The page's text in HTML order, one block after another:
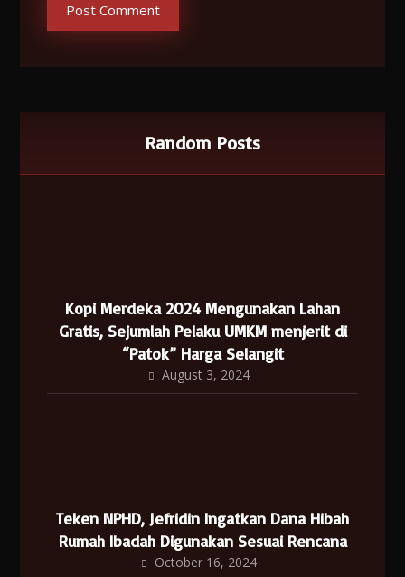
Post Comment
Random Posts
Kopi Merdeka 2024 Mengunakan Lahan
Gratis, Sejumlah Pelaku UMKM menjerit di
“Patok” Harga Selangit
August 3, 2024
Teken NPHD, Jefridin Ingatkan Dana Hibah
Rumah Ibadah Digunakan Sesuai Rencana
October 16, 2024